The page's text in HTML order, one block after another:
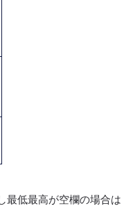
最低最高が空欄の場合は